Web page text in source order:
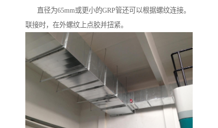
直径为65mm或更小的GRP管还可以根据螺纹连接。
联接时，在外螺纹上点胶并扭紧。